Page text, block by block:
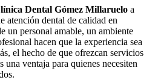
Dental Gómez Millaruelo a
atención dental de calidad en
un personal amable, un ambiente
hacen que la experiencia sea
el hecho de que ofrezcan servicios
una ventaja para quienes necesiten